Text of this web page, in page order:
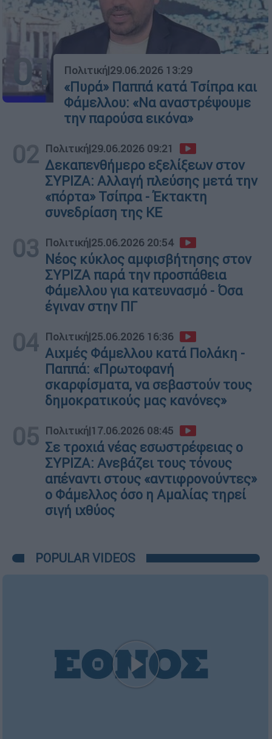
01 Πολιτική|29.06.2026 13:29
«Πυρά» Παππά κατά Τσίπρα και
Φάμελλου: «Να αναστρέψουμε
την παρούσα εικόνα»
02 Πολιτική|29.06.2026 09:21
Δεκαπενθήμερο εξελίξεων στον
ΣΥΡΙΖΑ: Αλλαγή πλεύσης μετά την
«πόρτα» Τσίπρα - Έκτακτη
συνεδρίαση της ΚΕ
03 Πολιτική|25.06.2026 20:54
Νέος κύκλος αμφισβήτησης στον
ΣΥΡΙΖΑ παρά την προσπάθεια
Φάμελλου για κατευνασμό - Όσα
έγιναν στην ΠΓ
04 Πολιτική|25.06.2026 16:36
Αιχμές Φάμελλου κατά Πολάκη -
Παππά: «Πρωτοφανή
σκαρφίσματα, να σεβαστούν τους
δημοκρατικούς μας κανόνες»
05 Πολιτική|17.06.2026 08:45
Σε τροχιά νέας εσωστρέφειας ο
ΣΥΡΙΖΑ: Ανεβάζει τους τόνους
απέναντι στους «αντιφρονούντες»
ο Φάμελλος όσο η Αμαλίας τηρεί
σιγή ιχθύος
POPULAR VIDEOS
07.08.2026 14:13